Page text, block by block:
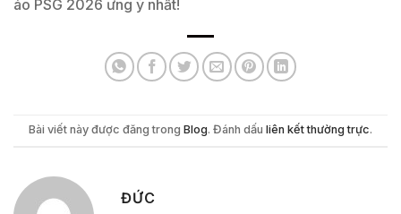
áo PSG 2026 ưng ý nhất!
Bài viết này được đăng trong Blog. Đánh dấu liên kết thường trực.
ĐỨC